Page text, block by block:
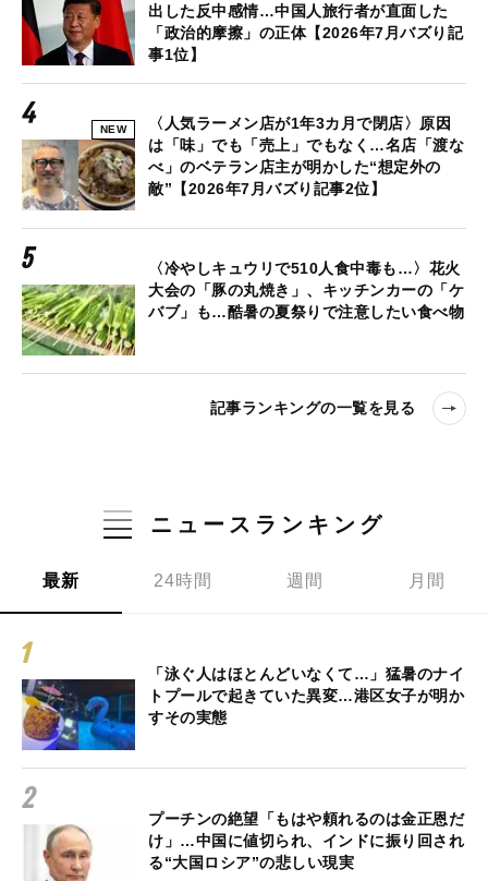
出した反中感情…中国人旅行者が直面した
「政治的摩擦」の正体【2026年7月バズり記
事1位】
NEW
〈人気ラーメン店が1年3カ月で閉店〉原因
は「味」でも「売上」でもなく…名店「渡な
べ」のベテラン店主が明かした“想定外の
敵”【2026年7月バズり記事2位】
〈冷やしキュウリで510人食中毒も…〉花火
大会の「豚の丸焼き」、キッチンカーの「ケ
バブ」も…酷暑の夏祭りで注意したい食べ物
記事ランキングの一覧を見る
ニュースランキング
最新 24時間 週間 月間
「泳ぐ人はほとんどいなくて…」猛暑のナイ
トプールで起きていた異変…港区女子が明か
すその実態
プーチンの絶望「もはや頼れるのは金正恩だ
け」…中国に値切られ、インドに振り回され
る“大国ロシア”の悲しい現実